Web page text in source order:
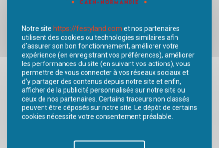
VIKLAND
POUR TOUTE
LA FAMILLE
RÉSERVÉ AUX
ENFANTS DE 0 À
8 ANS ET LEUR
FAMILLE
EN SAVOIR +
Notre site https://festyland.com et nos partenaires
utilisent des cookies ou technologies similaires afin
d’assurer son bon fonctionnement, améliorer votre
expérience (en enregistrant vos préférences), améliorer
les performances du site (en suivant vos actions), vous
permettre de vous connecter à vos réseaux sociaux et
d’y partager des contenus depuis notre site et enfin,
afficher de la publicité personnalisée sur notre site ou
ceux de nos partenaires. Certains traceurs non classés
peuvent être déposés sur notre site. Le dépôt de certains
cookies nécessite votre consentement préalable.